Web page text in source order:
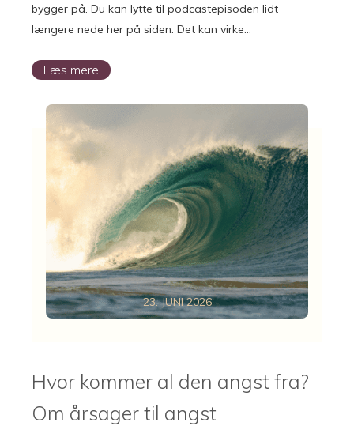
bygger på. Du kan lytte til podcastepisoden lidt
længere nede her på siden. Det kan virke…
Læs mere
Hvor kommer al den angst fra?
Om årsager til angst
23. JUNI 2026